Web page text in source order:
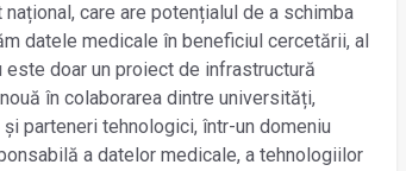
care are potențialul de a schimba
datele medicale în beneficiul cercetării, al
este doar un proiect de infrastructură
în colaborarea dintre universități,
parteneri tehnologici, într-un domeniu
a datelor medicale, a tehnologiilor